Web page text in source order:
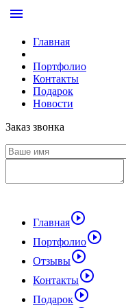
menu
Главная
Портфолио
Контакты
Подарок
Новости
Заказ звонка
Главнаяplay_circle_outline
Портфолиоplay_circle_outline
Отзывыplay_circle_outline
Контактыplay_circle_outline
Подарокplay_circle_outline